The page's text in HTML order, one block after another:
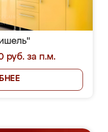
руб. за п.м.